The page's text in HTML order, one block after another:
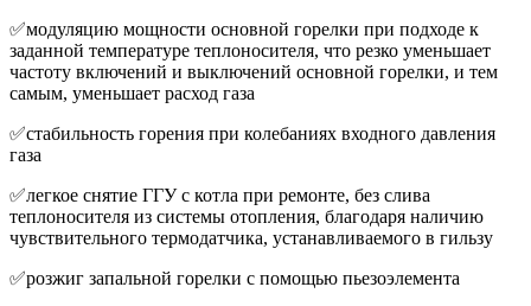
✅модуляцию мощности основной горелки при подходе к
заданной температуре теплоносителя, что резко уменьшает
частоту включений и выключений основной горелки, и тем
самым, уменьшает расход газа
✅стабильность горения при колебаниях входного давления
газа
✅легкое снятие ГГУ с котла при ремонте, без слива
теплоносителя из системы отопления, благодаря наличию
чувствительного термодатчика, устанавливаемого в гильзу
✅розжиг запальной горелки с помощью пьезоэлемента